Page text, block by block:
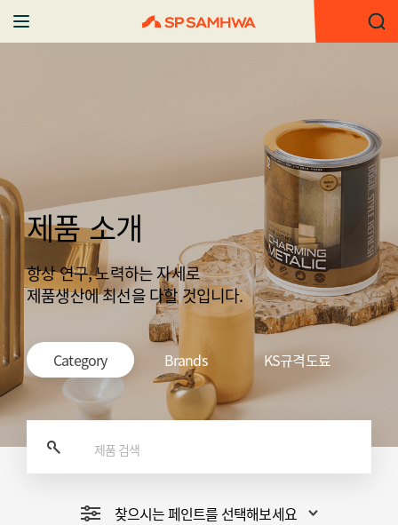
제품 소개
항상 연구, 노력하는 자세로
제품생산에 최선을 다할 것입니다.
Category Brands KS규격도료
찾으시는 페인트를 선택해보세요